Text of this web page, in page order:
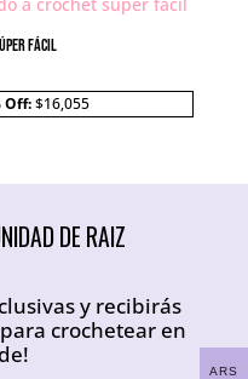
fácil
Off:$16,055
DE RAIZ
y recibirás
crochetear en
ARS